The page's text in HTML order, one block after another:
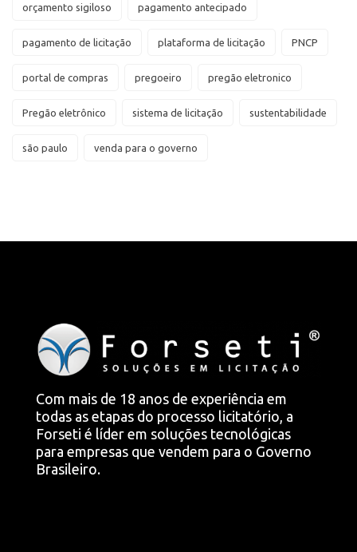
orçamento sigiloso pagamento antecipado
pagamento de licitação plataforma de licitação PNCP
portal de compras pregoeiro pregão eletronico
Pregão eletrônico sistema de licitação sustentabilidade
são paulo venda para o governo
Com mais de 18 anos de experiência em
todas as etapas do processo licitatório, a
Forseti é líder em soluções tecnológicas
para empresas que vendem para o Governo
Brasileiro.